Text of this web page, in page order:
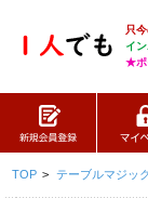
只
イ
★ポ
TOP > テーブルマジック